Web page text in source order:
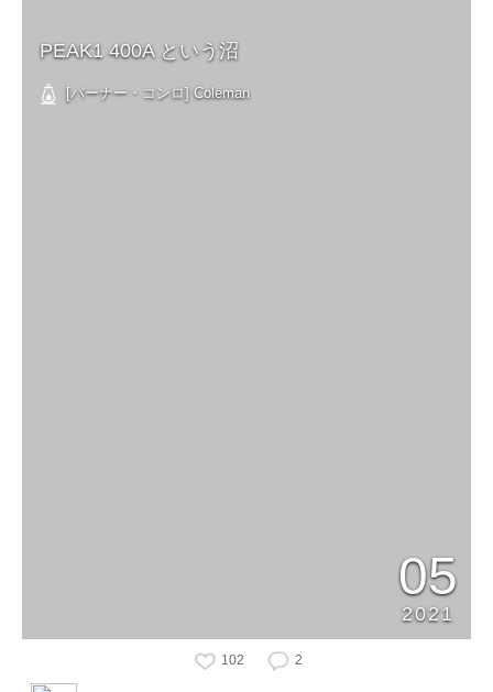
PEAK1 400A という沼
[バーナー・コンロ] Coleman
05
2021
102 2